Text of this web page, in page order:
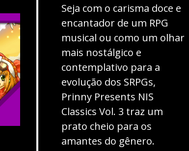
Seja com o carisma doce e
encantador de um RPG
musical ou como um olhar
mais nostálgico e
contemplativo para a
evolução dos SRPGs,
Prinny Presents NIS
Classics Vol. 3 traz um
prato cheio para os
amantes do gênero.